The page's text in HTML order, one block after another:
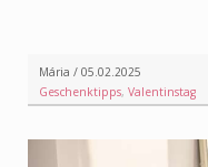
Mária / 05.02.2025
Geschenktipps, Valentinstag